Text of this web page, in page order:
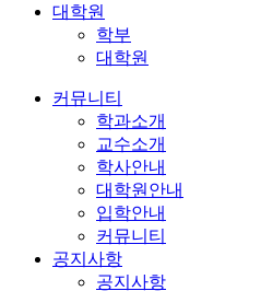
대학원
학부
대학원
커뮤니티
학과소개
교수소개
학사안내
대학원안내
입학안내
커뮤니티
공지사항
공지사항